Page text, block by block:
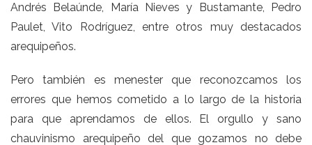
Andrés Belaúnde, María Nieves y Bustamante, Pedro
Paulet, Vito Rodríguez, entre otros muy destacados
arequipeños.
Pero también es menester que reconozcamos los
errores que hemos cometido a lo largo de la historia
para que aprendamos de ellos. El orgullo y sano
chauvinismo arequipeño del que gozamos no debe